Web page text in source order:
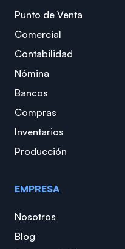
Punto de Venta
Comercial
Contabilidad
Nómina
Bancos
Compras
Inventarios
Producción
EMPRESA
Nosotros
Blog